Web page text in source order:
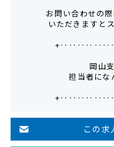
お問い合わせの
いただきますと
岡山
担当者に
この求